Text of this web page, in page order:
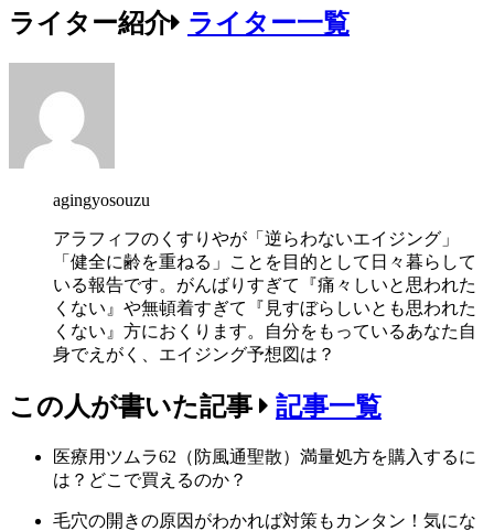
ライター紹介 ライター一覧
agingyosouzu
アラフィフのくすりやが「逆らわないエイジング」
「健全に齢を重ねる」ことを目的として日々暮らして
いる報告です。がんばりすぎて『痛々しいと思われた
くない』や無頓着すぎて『見すぼらしいとも思われた
くない』方におくります。自分をもっているあなた自
身でえがく、エイジング予想図は？
この人が書いた記事 記事一覧
医療用ツムラ62（防風通聖散）満量処方を購入するに
は？どこで買えるのか？
毛穴の開きの原因がわかれば対策もカンタン！気にな